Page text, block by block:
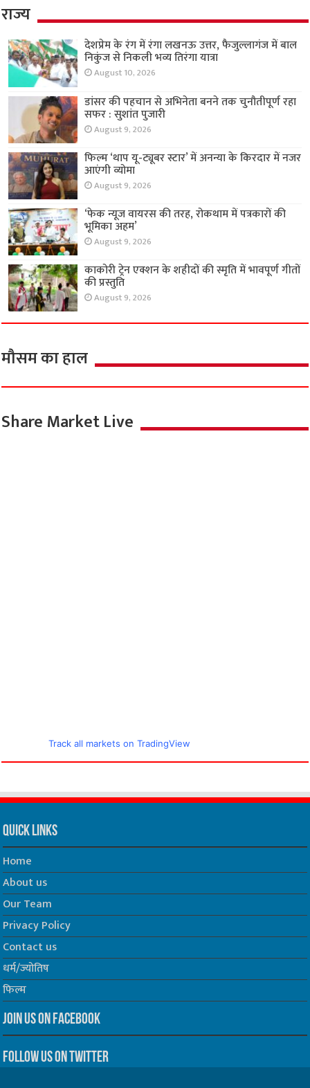
राज्य
देशप्रेम के रंग में रंगा लखनऊ उत्तर, फैजुल्लागंज में बाल
निकुंज से निकली भव्य तिरंगा यात्रा
August 10, 2026
डांसर की पहचान से अभिनेता बनने तक चुनौतीपूर्ण रहा
सफर : सुशांत पुजारी
August 9, 2026
फिल्म ‘थाप यू-ट्यूबर स्टार’ में अनन्या के किरदार में नजर
आएंगी व्योमा
August 9, 2026
‘फेक न्यूज वायरस की तरह, रोकथाम में पत्रकारों की
भूमिका अहम’
August 9, 2026
काकोरी ट्रेन एक्शन के शहीदों की स्मृति में भावपूर्ण गीतों
की प्रस्तुति
August 9, 2026
मौसम का हाल
Share Market Live
Track all markets on TradingView
Quick Links
Home
About us
Our Team
Privacy Policy
Contact us
धर्म/ज्योतिष
फिल्म
Join us on Facebook
Follow us on Twitter